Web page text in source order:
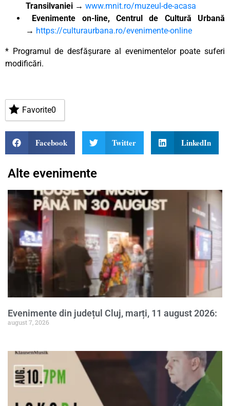
Transilvaniei → www.mnit.ro/muzeul-de-acasa
Evenimente on-line, Centrul de Cultură Urbană
→ https://culturaurbana.ro/evenimente-online
* Programul de desfășurare al evenimentelor poate suferi
modificări.
Favorite0
Facebook Twitter LinkedIn
Alte evenimente
Evenimente din județul Cluj, marți, 11 august 2026:
august 7, 2026